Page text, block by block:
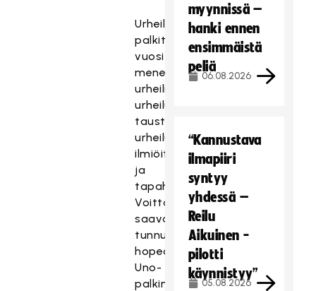
Urheilugaalassa
palkitaan
vuosittain
menestyneitä
urheilijoita,
urheilun
taustavaikuttajia,
urheilun
ilmiöitä
ja
tapahtumia.
Voittajat
saavat
tunnustuksena
hopeoidun
Uno-
palkinnon.
myynnissä –
hanki ennen
ensimmäistä
peliä
06.08.2026
“Kannustava
ilmapiiri
syntyy
yhdessä –
Reilu
Aikuinen -
pilotti
käynnistyy”
05.08.2026